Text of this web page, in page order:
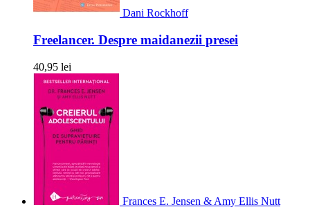
Dani Rockhoff
Freelancer. Despre maidanezii presei
40,95 lei
Frances E. Jensen & Amy Ellis Nutt